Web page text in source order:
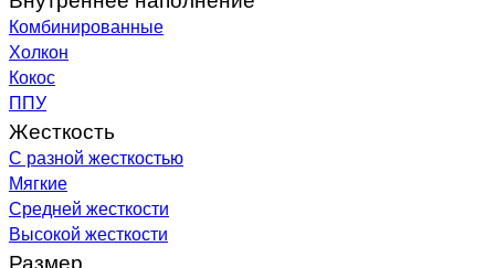
Комбинированные
Холкон
Кокос
ППУ
Жесткость
С разной жесткостью
Мягкие
Средней жесткости
Высокой жесткости
Размер